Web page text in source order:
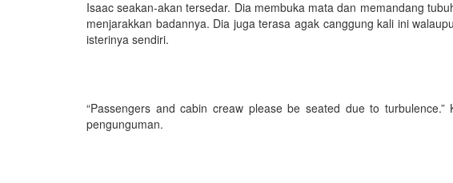
Isaac seakan-akan tersedar. Dia membuka mata dan memandang
menjarakkan badannya. Dia juga terasa agak canggung kali ini
isterinya sendiri.
“Passengers and cabin creaw please be seated due to
pengunguman.